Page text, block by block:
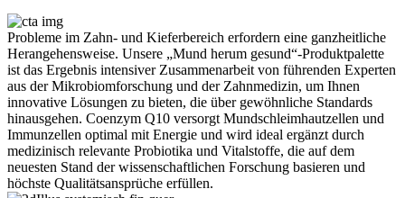
Probleme im Zahn- und Kieferbereich erfordern eine ganzheitliche
Herangehensweise. Unsere „Mund herum gesund“-Produktpalette
ist das Ergebnis intensiver Zusammenarbeit von führenden Experten
aus der Mikrobiomforschung und der Zahnmedizin, um Ihnen
innovative Lösungen zu bieten, die über gewöhnliche Standards
hinausgehen. Coenzym Q10 versorgt Mundschleimhautzellen und
Immunzellen optimal mit Energie und wird ideal ergänzt durch
medizinisch relevante Probiotika und Vitalstoffe, die auf dem
neuesten Stand der wissenschaftlichen Forschung basieren und
höchste Qualitätsansprüche erfüllen.